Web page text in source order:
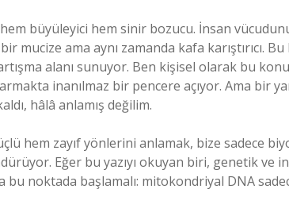
hem büyüleyici hem sinir bozucu. İnsan
mucize ama aynı zamanda kafa karıştırıcı.
alanı sunuyor. Ben kişisel olarak bu
inanılmaz bir pencere açıyor. Ama bir
hâlâ anlamış değilim.
hem zayıf yönlerini anlamak, bize sadece
Eğer bu yazıyı okuyan biri, genetik ve
noktada başlamalı: mitokondriyal DNA